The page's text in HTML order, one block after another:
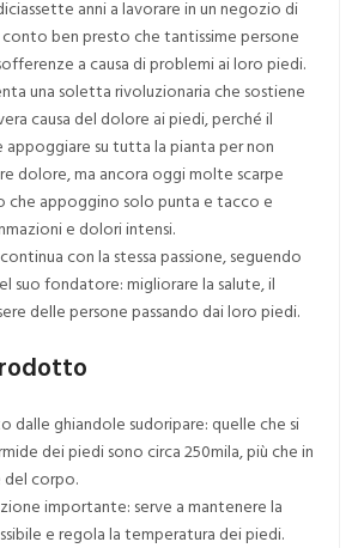
anni a lavorare in un negozio di
conto ben presto che tantissime persone
a causa di problemi ai loro piedi.
una soletta rivoluzionaria che sostiene
causa del dolore ai piedi, perché il
appoggiare su tutta la pianta per non
dolore, ma ancora oggi molte scarpe
che appoggino solo punta e tacco e
e dolori intensi.
con la stessa passione, seguendo
suo fondatore: migliorare la salute, il
delle persone passando dai loro piedi.
dalle ghiandole sudoripare: quelle che si
dei piedi sono circa 250mila, più che in
del corpo.
importante: serve a mantenere la
e regola la temperatura dei piedi.